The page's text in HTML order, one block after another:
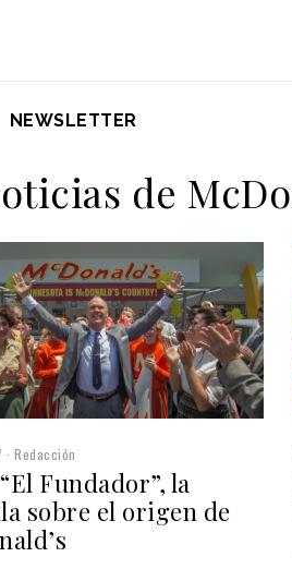
NEWSLETTER
de
Redacción
Fundador”, la
sobre el origen de